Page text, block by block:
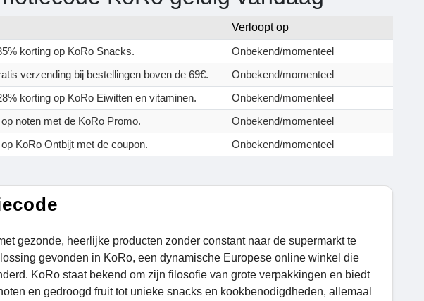
Verloopt op
korting op KoRo Snacks.
Onbekend/momenteel
verzending bij bestellingen boven de 69€.
Onbekend/momenteel
korting op KoRo Eiwitten en vitaminen.
Onbekend/momenteel
noten met de KoRo Promo.
Onbekend/momenteel
KoRo Ontbijt met de coupon. Onbekend/momenteel
gezonde, heerlijke producten zonder constant naar de supermarkt te
gevonden in KoRo, een dynamische Europese online winkel die
KoRo staat bekend om zijn filosofie van grote verpakkingen en biedt
en gedroogd fruit tot unieke snacks en kookbenodigdheden, allemaal